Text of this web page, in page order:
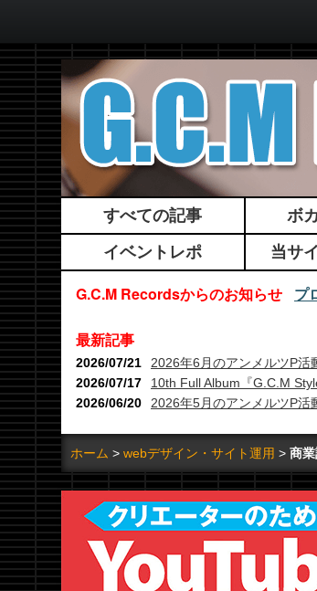
すべての記事 ボ
イベントレポ
当サ
G.C.M Recordsからのお知らせ プ
最新記事
2026年6月のアンメルツP活
2026/07/21
10th Full Album『G.C.M
2026/07/17
2026年5月のアンメルツP活
2026/06/20
ホーム webデザイン・サイト運用 商